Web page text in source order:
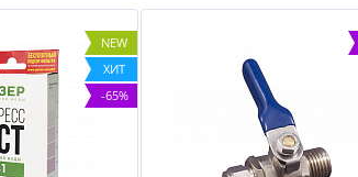
NEW
ХИТ
-65%